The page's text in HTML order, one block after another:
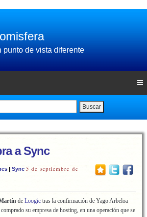
punto de vista diferente
Buscar
a Sync
| Sync 5 de septiembre de
de Loogic tras la confirmación de Yago Arbeloa
comprado su empresa de hosting, en una operación que se